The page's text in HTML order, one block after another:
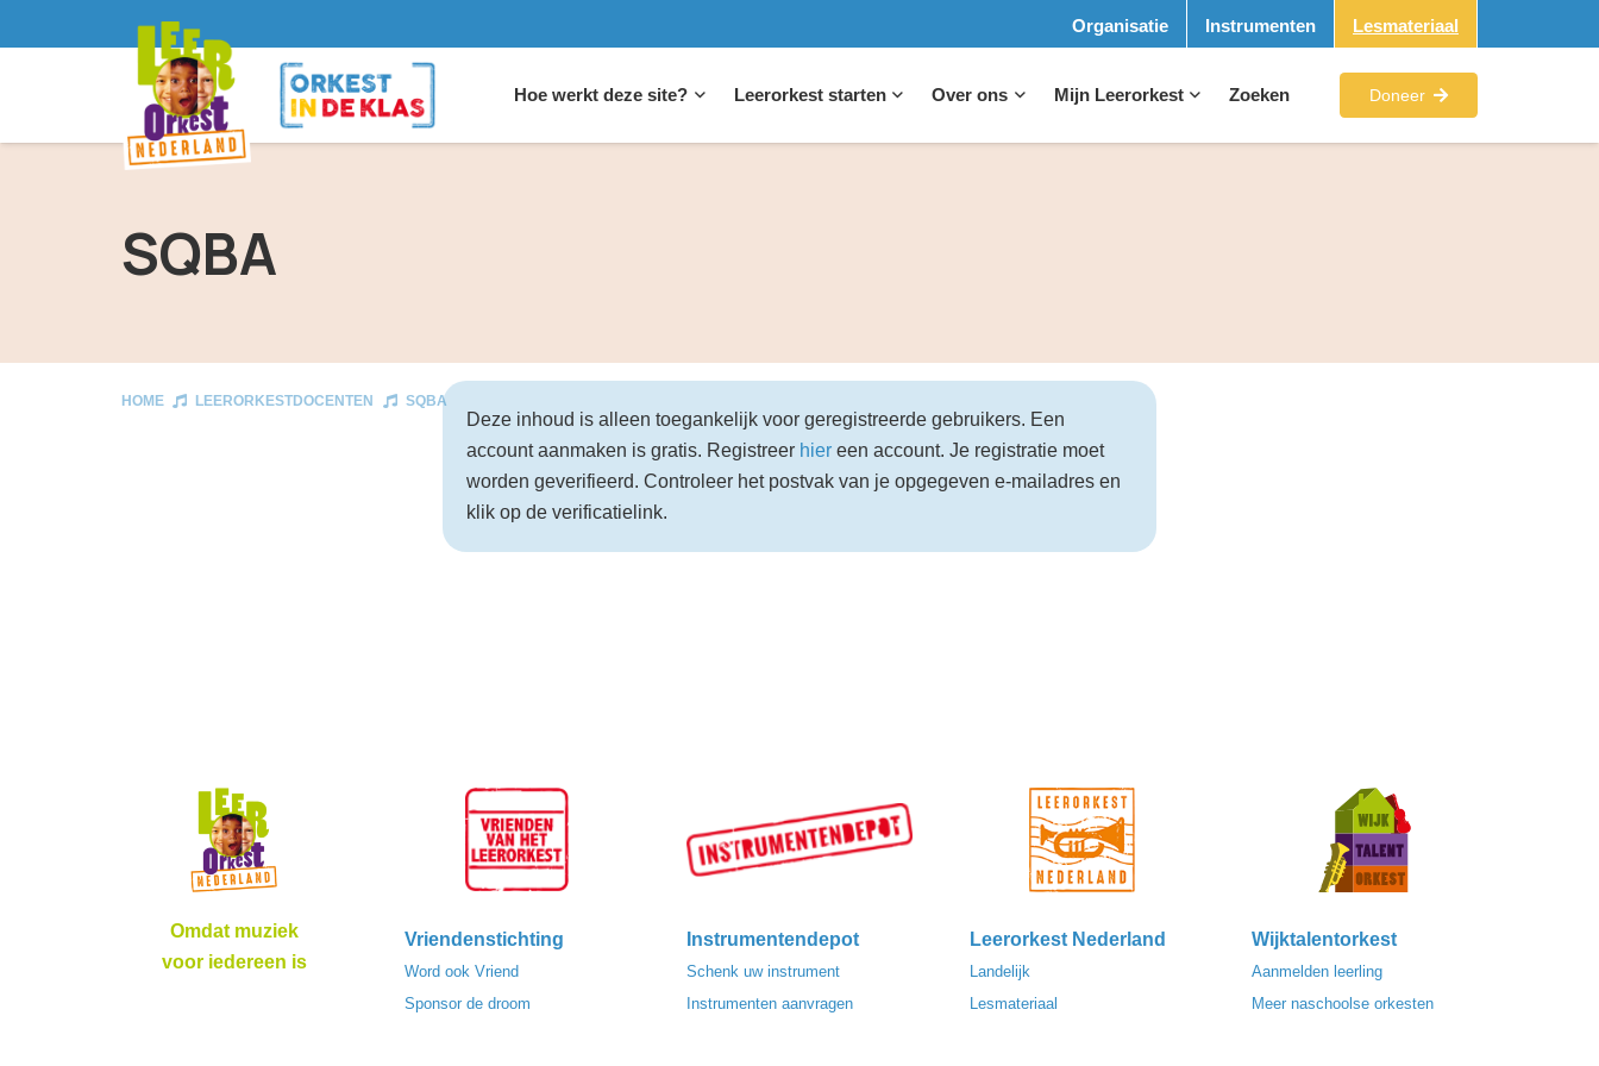
Organisatie Instrumenten Lesmateriaal
Hoe werkt deze site? Leerorkest starten Over ons Mijn Leerorkest Zoeken Doneer
SQBA
HOME LEERORKESTDOCENTEN SQBA
Deze inhoud is alleen toegankelijk voor geregistreerde gebruikers. Een
account aanmaken is gratis. Registreer hier een account. Je registratie moet
worden geverifieerd. Controleer het postvak van je opgegeven e-mailadres en
klik op de verificatielink.
Omdat muziek
voor iedereen is
Vriendenstichting
Word ook Vriend
Sponsor de droom
Instrumentendepot
Schenk uw instrument
Instrumenten aanvragen
Leerorkest Nederland
Landelijk
Lesmateriaal
Wijktalentorkest
Aanmelden leerling
Meer naschoolse orkesten